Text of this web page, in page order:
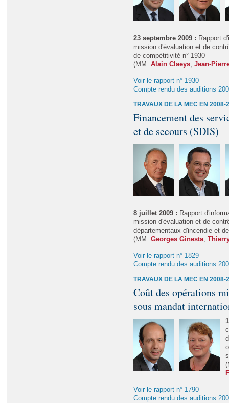
23 septembre 2009 : Rapport
mission d'évaluation et de
de compétitivité n° 1930
(MM. Alain Claeys, Jean-
Voir le rapport n° 1930
Compte rendu des auditions
TRAVAUX DE LA MEC EN 2008-
Financement des
et de secours (SDIS)
8 juillet 2009 : Rapport
mission d'évaluation et de
départementaux d'incendie et
(MM. Georges Ginesta,
Voir le rapport n° 1829
Compte rendu des auditions
TRAVAUX DE LA MEC EN 2008-
Coût des opérations
sous mandat
Voir le rapport n° 1790
Compte rendu des auditions